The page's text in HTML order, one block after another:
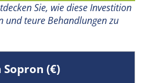
Sie, wie diese Investition
und teure Behandlungen zu
(€)